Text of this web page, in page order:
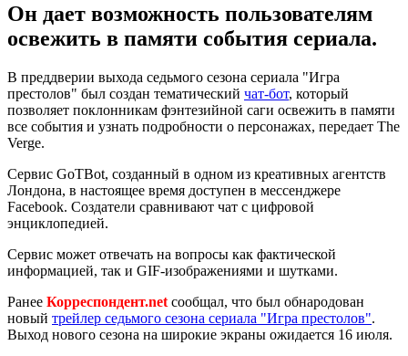
Он дает возможность пользователям
освежить в памяти события сериала.
В преддверии выхода седьмого сезона сериала "Игра
престолов" был создан тематический чат-бот, который
позволяет поклонникам фэнтезийной саги освежить в памяти
все события и узнать подробности о персонажах, передает The
Verge.
Сервис GoTBot, созданный в одном из креативных агентств
Лондона, в настоящее время доступен в мессенджере
Facebook. Создатели сравнивают чат с цифровой
энциклопедией.
Сервис может отвечать на вопросы как фактической
информацией, так и GIF-изображениями и шутками.
Ранее Корреспондент.net сообщал, что был обнародован
новый трейлер седьмого сезона сериала "Игра престолов".
Выход нового сезона на широкие экраны ожидается 16 июля.